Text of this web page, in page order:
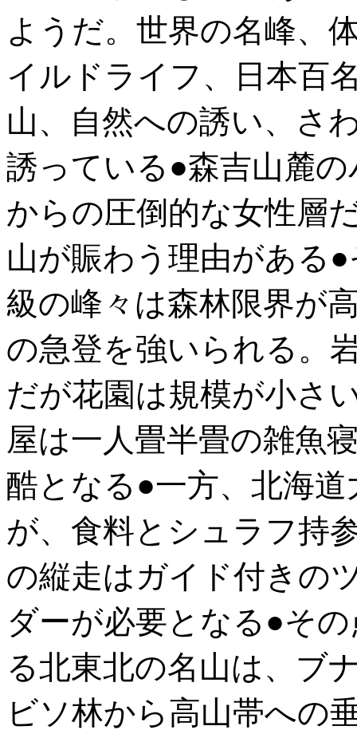
ようだ。世界の名峰、
イルドライフ、日本百
山、自然への誘い、さ
誘っている●森吉山麓
からの圧倒的な女性層
山が賑わう理由がある
級の峰々は森林限界が
の急登を強いられる。
だが花園は規模が小さ
屋は一人畳半畳の雑魚
酷となる●一方、北海
が、食料とシュラフ持
の縦走はガイド付きの
ダーが必要となる●そ
る北東北の名山は、ブ
ビソ林から高山帯への